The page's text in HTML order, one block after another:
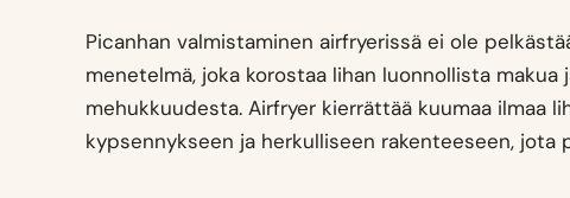
Picanhan valmistaminen airfryerissä ei ole
menetelmä, joka korostaa lihan luonnollista
mehukkuudesta. Airfryer kierrättää kuumaa ilmaa
kypsennykseen ja herkulliseen rakenteeseen,